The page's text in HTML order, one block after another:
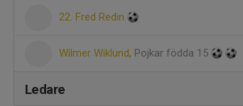
22. Fred Redin
Wilmer Wiklund, Pojkar födda 15
Ledare